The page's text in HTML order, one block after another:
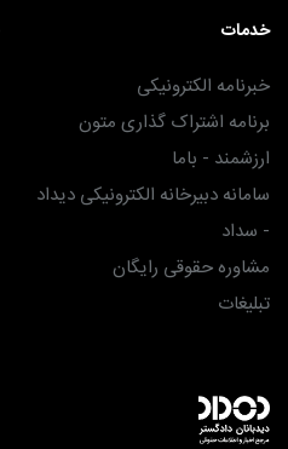
خدمات
خبرنامه الکترونیکی
برنامه اشتراک گذاری متون
ارزشمند - باما
سامانه دبیرخانه الکترونیکی دیداد
- سداد
مشاوره حقوقی رایگان
تبلیغات